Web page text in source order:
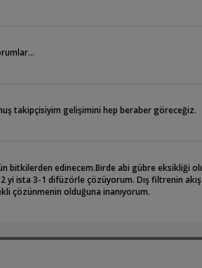
takipçisiyim gelişimini hep beraber göreceğiz.
bitkilerden edinecem.Birde abi gübre eksikliği
ista 3-1 difüzörle çözüyorum. Dış filtrenin
çözünmenin olduğuna inanıyorum.